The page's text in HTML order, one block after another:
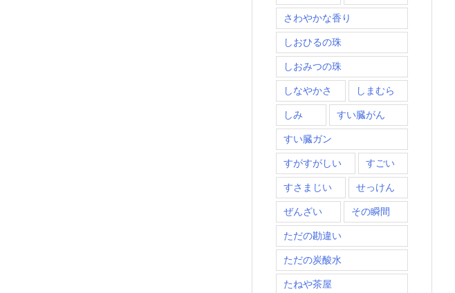
さわやかな香り
しおひるの珠
しおみつの珠
しなやかさ しまむら
しみ すい臓がん
すい臓ガン
すがすがしい すごい
すさまじい せっけん
ぜんざい その瞬間
ただの勘違い
ただの炭酸水
たねや茶屋